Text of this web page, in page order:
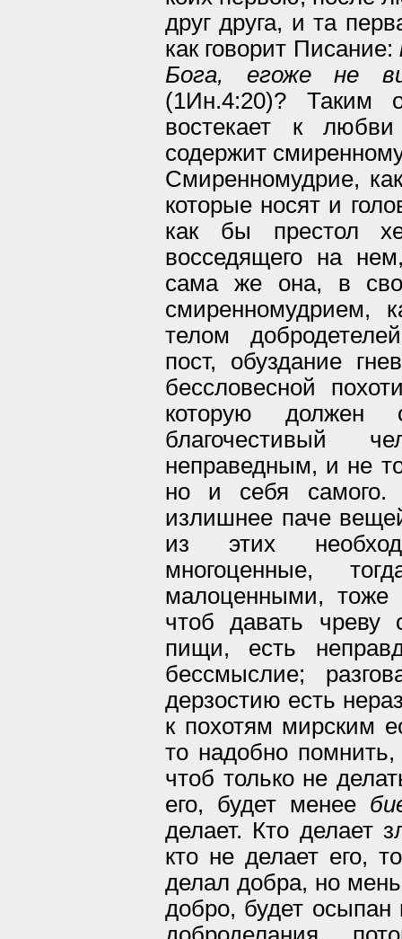
друг друга, и та
как говорит Писание:
Бога, егоже не
(1Ин.4:20)? Таким
востекает к
содержит
Смиренномудрие,
которые носят и
как бы престол
восседящего на
сама же она, в
смиренномудрием,
телом
пост, обуздание
бессловесной
которую должен
благочестивый
неправедным, и не
но и себя самого.
излишнее паче
из этих
многоценные,
малоценными, тоже
чтоб давать чреву
пищи, есть
бессмыслие;
дерзостию есть
к похотям мирским
то надобно
чтоб только не
его, будет менее
делает. Кто делает
кто не делает его,
делал добра, но
добро, будет